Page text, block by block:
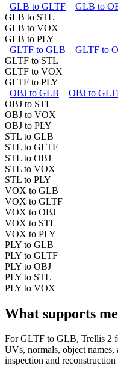
GLB to GLTF
GLB to
GLB to STL
GLB to VOX
GLB to PLY
GLTF to GLB
GLTF to
GLTF to STL
GLTF to VOX
GLTF to PLY
OBJ to GLB
OBJ to
OBJ to STL
OBJ to VOX
OBJ to PLY
STL to GLB
STL to GLTF
STL to OBJ
STL to VOX
STL to PLY
VOX to GLB
VOX to GLTF
VOX to OBJ
VOX to STL
VOX to PLY
PLY to GLB
PLY to GLTF
PLY to OBJ
PLY to STL
PLY to VOX
What supports
ForGLTF to GLB, Trellis 2
UVs, normals, object names,
inspection and reconstruction